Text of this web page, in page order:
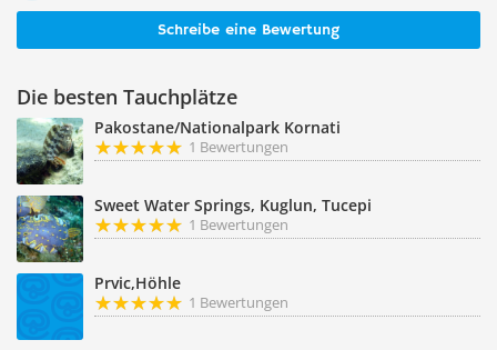
Schreibe eine Bewertung
Die besten Tauchplätze
Pakostane/Nationalpark Kornati
1 Bewertungen
Sweet Water Springs, Kuglun, Tucepi
1 Bewertungen
Prvic,Höhle
1 Bewertungen